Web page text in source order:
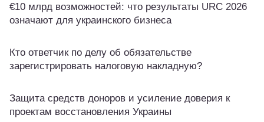
€10 млрд возможностей: что результаты URC 2026
означают для украинского бизнеса
Кто ответчик по делу об обязательстве
зарегистрировать налоговую накладную?
Защита средств доноров и усиление доверия к
проектам восстановления Украины